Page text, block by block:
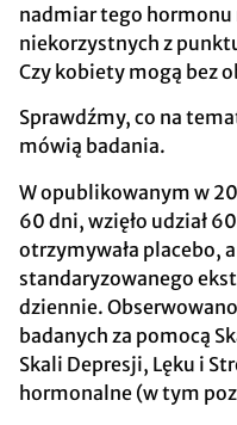
nadmiar tego hormonu
niekorzystnych z
Czy kobiety mogą bez
Sprawdźmy, co na
mówią badania.
W opublikowanym w
60 dni, wzięło udział
otrzymywała placebo,
standaryzowanego
dziennie.
badanych za pomocą
Skali Depresji, Lęku i
hormonalne (w tym